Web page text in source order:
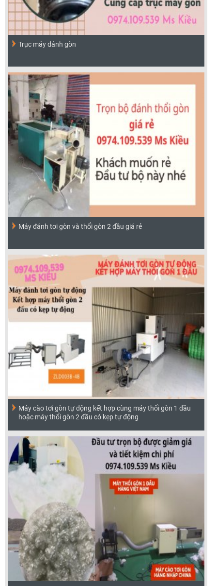
Trục máy đánh gòn
Máy đánh tơi gòn và thổi gòn 2 đầu giá rẻ
Máy cào tơi gòn tự động kết hợp cùng máy thổi gòn 1 đầu
hoặc máy thổi gòn 2 đầu có kẹp tự động